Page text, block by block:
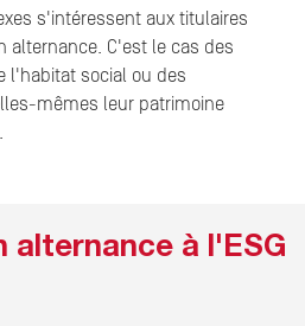
s'intéressent aux titulaires
alternance. C'est le cas des
l'habitat social ou des
mêmes leur patrimoine
alternance à l'ESG